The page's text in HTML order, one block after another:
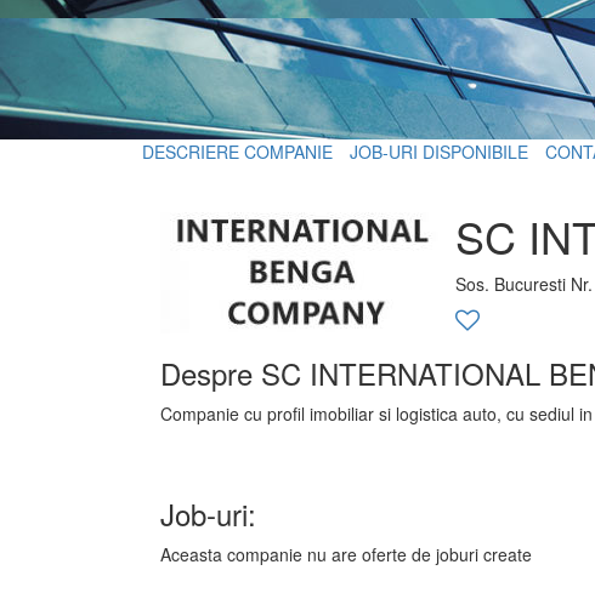
DESCRIERE COMPANIE JOB-URI DISPONIBILE
SC
Sos. Bucuresti
Despre SC INTERNATIONAL
Companie cu profil imobiliar si logistica auto, cu sediul
Job-uri:
Aceasta companie nu are oferte de joburi create